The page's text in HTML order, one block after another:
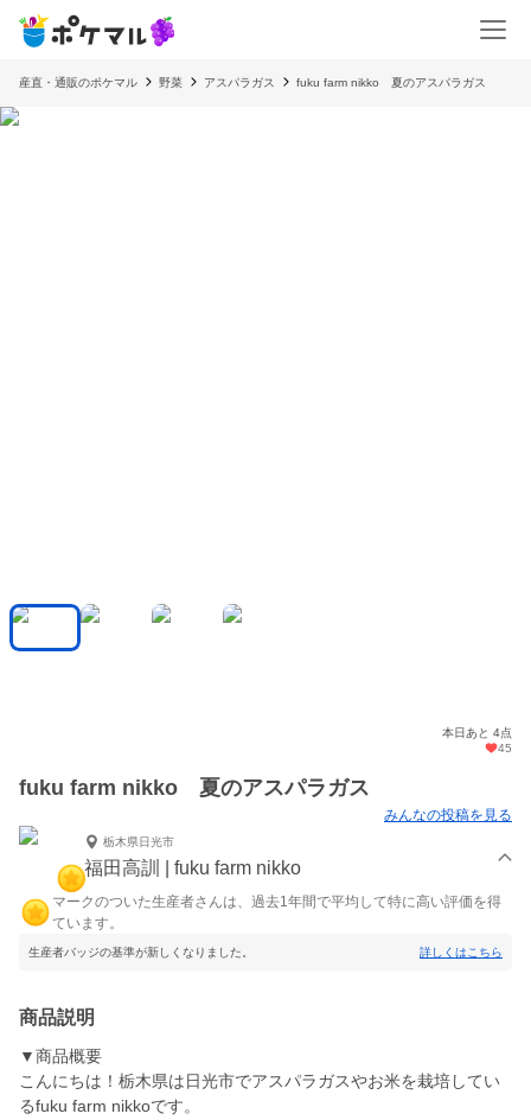
産直・通販のポケマル 野菜 アスパラガス fuku farm nikko 夏のアスパラガス
本日あと 4点
45
fuku farm nikko 夏のアスパラガス
みんなの投稿を見る
栃木県日光市
福田高訓 | fuku farm nikko
マークのついた生産者さんは、過去1年間で平均して特に高い評価を得
ています。
生産者バッジの基準が新しくなりました。 詳しくはこちら
商品説明
▼商品概要
こんにちは！栃木県は日光市でアスパラガスやお米を栽培してい
るfuku farm nikkoです。